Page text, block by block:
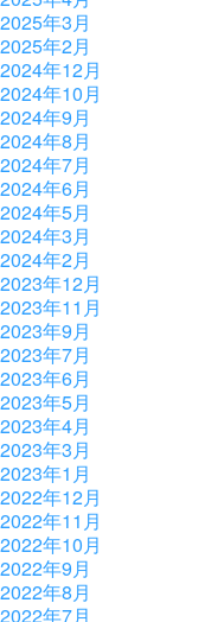
2025年3月
2025年2月
2024年12月
2024年10月
2024年9月
2024年8月
2024年7月
2024年6月
2024年5月
2024年3月
2024年2月
2023年12月
2023年11月
2023年9月
2023年7月
2023年6月
2023年5月
2023年4月
2023年3月
2023年1月
2022年12月
2022年11月
2022年10月
2022年9月
2022年8月
2022年7月